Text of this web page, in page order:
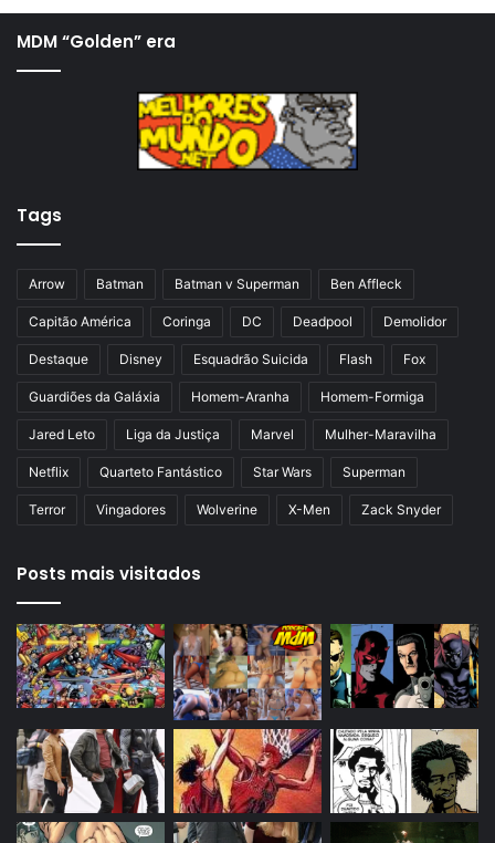
a
a
n
m
a
p
n
MDM “Golden” era
Tags
Arrow Batman Batman v Superman Ben Affleck
Capitão América Coringa DC Deadpool Demolidor
Destaque Disney Esquadrão Suicida Flash Fox
Guardiões da Galáxia Homem-Aranha Homem-Formiga
Jared Leto Liga da Justiça Marvel Mulher-Maravilha
Netflix Quarteto Fantástico Star Wars Superman
Terror Vingadores Wolverine X-Men Zack Snyder
Posts mais visitados